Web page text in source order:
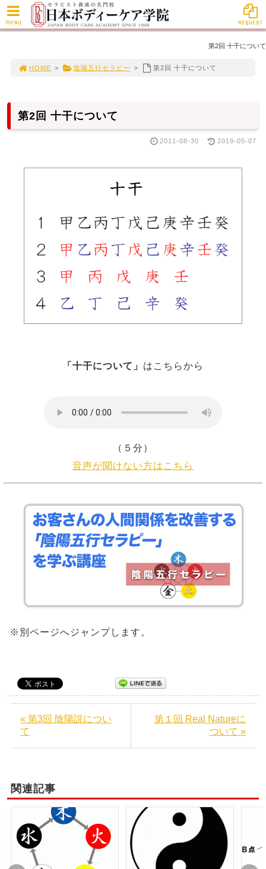
第2回 十干について
HOME > 陰陽五行セラピー > 第2回 十干について
第2回 十干について
2011-08-30 2019-05-07
「十干について」 はこちらから
（５分）
音声が聞けない方はこちら
※別ページへジャンプします。
« 第3回 陰陽説につい
て
第１回 Real Natureに
ついて »
関連記事
MENU REQUEST